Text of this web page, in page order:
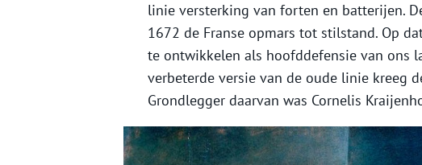
linie versterking van forten en batterijen.
1672 de Franse opmars tot stilstand. Op
te ontwikkelen als hoofddefensie van ons
verbeterde versie van de oude linie kreeg
Grondlegger daarvan was Cornelis